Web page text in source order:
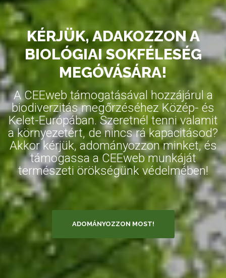
KÉRJÜK, ADAKOZZON A
BIOLÓGIAI SOKFÉLESÉG
MEGÓVÁSÁRA!
A CEEweb támogatásával hozzájárul a
biodiverzitás megőrzéséhez Közép- és
Kelet-Európában. Szeretnél tenni valamit
a környezetért, de nincs rá kapacitásod?
Akkor kérjük, adományozzon minket, és
támogassa a CEEweb munkáját
természeti örökségünk védelmében!
ADOMÁNYOZZON MOST!